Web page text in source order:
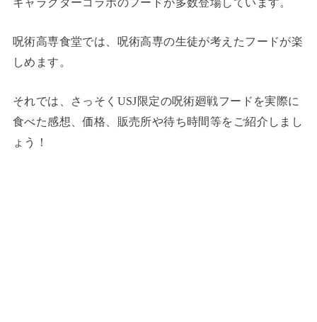
呪術高専食堂では、呪術高専の生徒が考えたフードが楽
しめます。
それでは、さっそくUSJ限定の呪術廻戦フードを実際に
食べた感想、価格、販売所や待ち時間等をご紹介しまし
ょう！